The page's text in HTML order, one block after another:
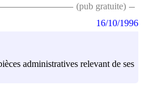
(pub gratuite)
administratives relevant de ses
16/10/1996